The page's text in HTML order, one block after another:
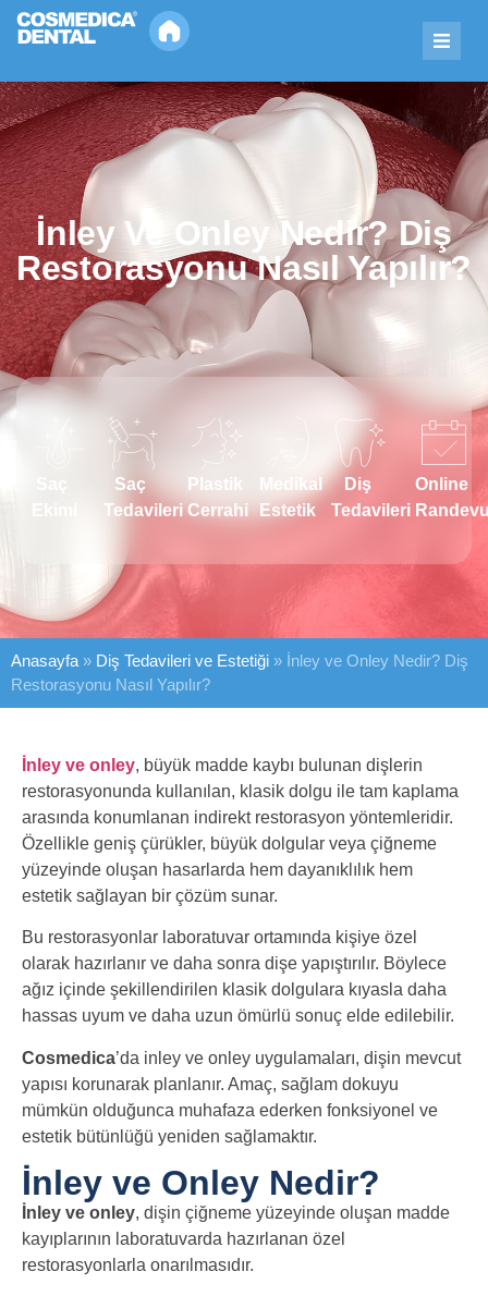
Saç
Tedavileri
Plastik
Cerrahi
Medikal
Estetik
Diş
Tedavileri
Online
İnley Ve Onley Nedir? Diş
Restorasyonu Nasıl Yapılır?
Anasayfa » Diş Tedavileri ve Estetiği » İnley ve Onley Nedir? Diş
Restorasyonu Nasıl Yapılır?
İnley ve onley, büyük madde kaybı bulunan dişlerin
restorasyonunda kullanılan, klasik dolgu ile tam kaplama
arasında konumlanan indirekt restorasyon yöntemleridir.
Özellikle geniş çürükler, büyük dolgular veya çiğneme
yüzeyinde oluşan hasarlarda hem dayanıklılık hem
estetik sağlayan bir çözüm sunar.
Bu restorasyonlar laboratuvar ortamında kişiye özel
olarak hazırlanır ve daha sonra dişe yapıştırılır. Böylece
ağız içinde şekillendirilen klasik dolgulara kıyasla daha
hassas uyum ve daha uzun ömürlü sonuç elde edilebilir.
Cosmedica’da inley ve onley uygulamaları, dişin mevcut
yapısı korunarak planlanır. Amaç, sağlam dokuyu
mümkün olduğunca muhafaza ederken fonksiyonel ve
estetik bütünlüğü yeniden sağlamaktır.
İnley ve Onley Nedir?
İnley ve onley, dişin çiğneme yüzeyinde oluşan madde
kayıplarının laboratuvarda hazırlanan özel
restorasyonlarla onarılmasıdır.